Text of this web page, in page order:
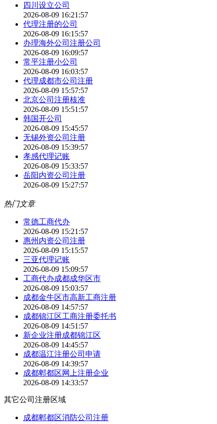
四川设立公司
2026-08-09 16:21:57
代理注册的公司
2026-08-09 16:15:57
办理海外公司注册公司
2026-08-09 16:09:57
常平注册小公司
2026-08-09 16:03:57
代理成都市公司注册
2026-08-09 15:57:57
北京公司注册核准
2026-08-09 15:51:57
韩国开公司
2026-08-09 15:45:57
无锡外资公司注册
2026-08-09 15:39:57
孝感代理记账
2026-08-09 15:33:57
岳阳内资公司注册
2026-08-09 15:27:57
热门文章
常德工商代办
2026-08-09 15:21:57
惠州内资公司注册
2026-08-09 15:15:57
三亚代理记账
2026-08-09 15:09:57
工商代办成都成华区市
2026-08-09 15:03:57
成都金牛区市高新工商注册
2026-08-09 14:57:57
成都锦江区工商注册委托书
2026-08-09 14:51:57
新企业注册成都锦江区
2026-08-09 14:45:57
成都温江注册公司申请
2026-08-09 14:39:57
成都郫都区网上注册企业
2026-08-09 14:33:57
其它公司注册区域
成都郫都区消防公司注册